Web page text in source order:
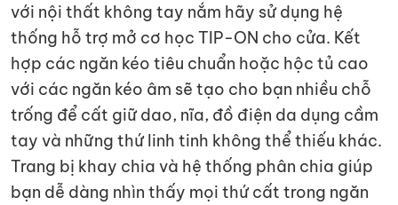
với nội thất không tay nắm hãy sử dụng hệ
thống hỗ trợ mở cơ học TIP-ON cho cửa. Kết
hợp các ngăn kéo tiêu chuẩn hoặc hộc tủ cao
với các ngăn kéo âm sẽ tạo cho bạn nhiều chỗ
trống để cất giữ dao, nĩa, đồ điện da dụng cầm
tay và những thứ linh tinh không thể thiếu khác.
Trang bị khay chia và hệ thống phân chia giúp
bạn dễ dàng nhìn thấy mọi thứ cất trong ngăn